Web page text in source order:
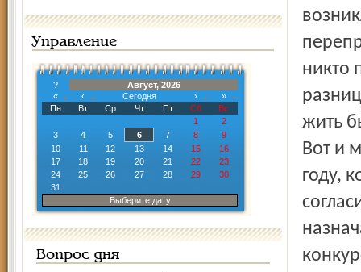
Управление
?
Август, 2026
«
‹ Сегодня ›
»
Пн
Вт Ср Чт Пт Сб
Вс
1
2
3
4 5 6 7 8
9
10
11 12 13 14 15
16
17
18 19 20 21 22
23
24
25 26 27 28 29
30
31
Выберите дату
Вопрос дня
никто
жить
Вот и
году,